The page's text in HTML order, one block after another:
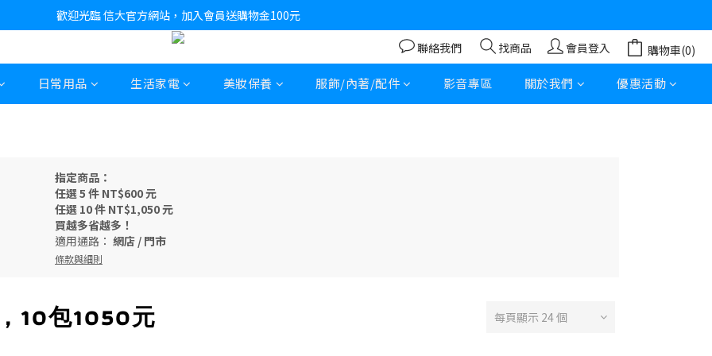
歡迎光臨 信大官方網站，加入會員送購物金100元
聯絡我們 找商品 會員登入 購物車(0)
日常用品 生活家電 美妝保養 服飾/內著/配件 影音專區 關於我們 優惠活動
指定商品：
任選 5 件 NT$600 元
任選 10 件 NT$1,050 元
買越多省越多！
適用通路： 網店 / 門市
條款與細則
10包1050元 每頁顯示 24 個